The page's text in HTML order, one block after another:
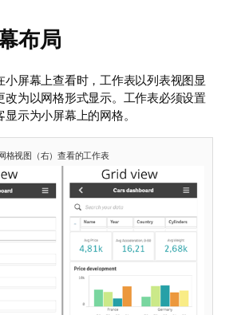
布局
小屏幕上查看时，工作表以列表视图显
改为以网格形式显示。工作表必须设置
示为小屏幕上的网格。
格视图（右）查看的工作表